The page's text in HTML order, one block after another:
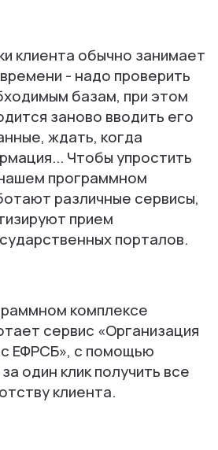
клиента обычно занимает
- надо проверить
базам, при этом
заново вводить его
ждать, когда
Чтобы упростить
программном
различные сервисы,
прием
порталов.
комплексе
сервис «Организация
ЕФРСБ», с помощью
один клик получить все
клиента.